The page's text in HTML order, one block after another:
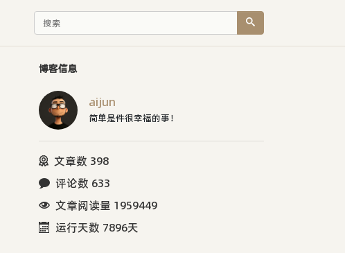
博客信息
aijun
简单是件很幸福的事！
文章数 398
评论数 633
文章阅读量 1959449
运行天数 7896天